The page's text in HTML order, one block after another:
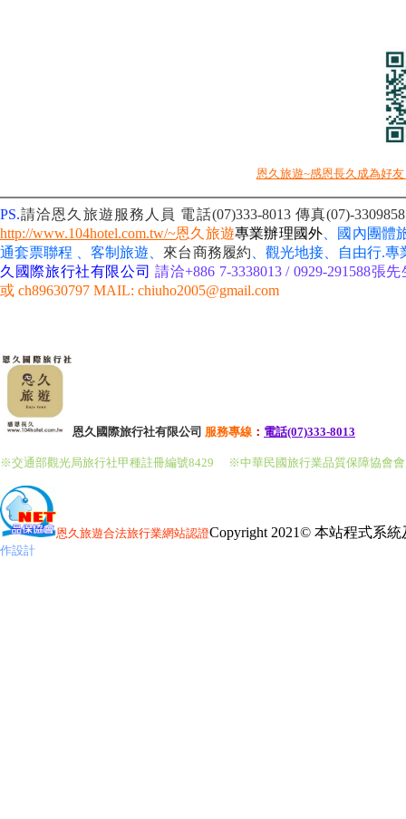
恩久旅遊~感恩長久成為好
PS.請洽恩久旅遊服務人員 電話(07)333-8013 傳真(07)-
http://www.104hotel.com.tw/~恩久旅遊專業辦理國外 、國內團
通套票聯程 、客制旅遊、 來台商務履約 觀光地接、自由行.專
久國際旅行社有限公司 請洽+886 7-3338013 / 0929-291588張
或 ch89630797 MAIL: chiuho2005@gmail.com
恩久國際旅行社有限公司 服務專線 ： 電話(07)333-8013
※交通部觀光局旅行社甲種註冊編號8429 ※中華民國旅行業品質保障協會
恩久旅遊合法旅行業網站認證Copyright 2021© 本站程式系
作設計